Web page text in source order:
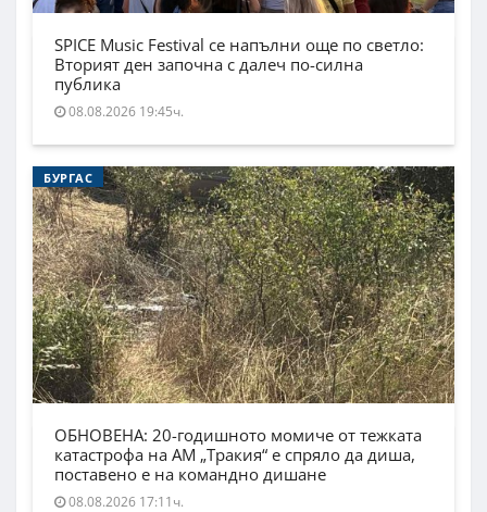
SPICE Music Festival се напълни още по светло:
Вторият ден започна с далеч по-силна
публика
08.08.2026 19:45ч.
БУРГАС
ОБНОВЕНА: 20-годишното момиче от тежката
катастрофа на АМ „Тракия“ е спряло да диша,
поставено е на командно дишане
08.08.2026 17:11ч.